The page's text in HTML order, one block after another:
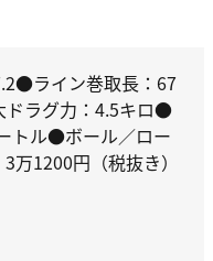
ライン巻取長：67
ドラグ力：4.5キロ●
トル●ボール／ロー
1200円（税抜き）